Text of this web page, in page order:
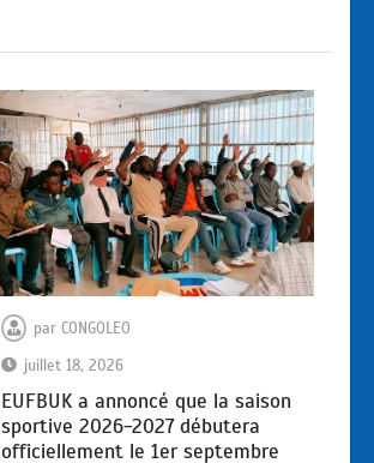
par CONGOLEO
juillet 18, 2026
EUFBUK a annoncé que la saison
sportive 2026-2027 débutera
officiellement le 1er septembre